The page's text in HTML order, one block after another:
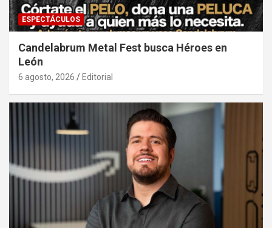
ESPECTÁCULOS
Candelabrum Metal Fest busca Héroes en
León
6 agosto, 2026 Editorial